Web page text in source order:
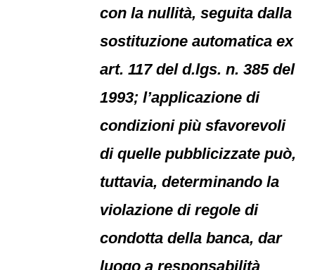
con la nullità, seguita dalla
sostituzione automatica ex
art. 117 del d.lgs. n. 385 del
1993; l’applicazione di
condizioni più sfavorevoli
di quelle pubblicizzate può,
tuttavia, determinando la
violazione di regole di
condotta della banca, dar
luogo a responsabilità